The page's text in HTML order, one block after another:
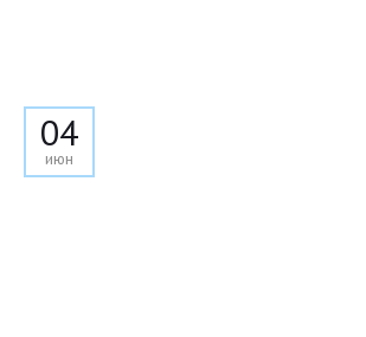
04
июн